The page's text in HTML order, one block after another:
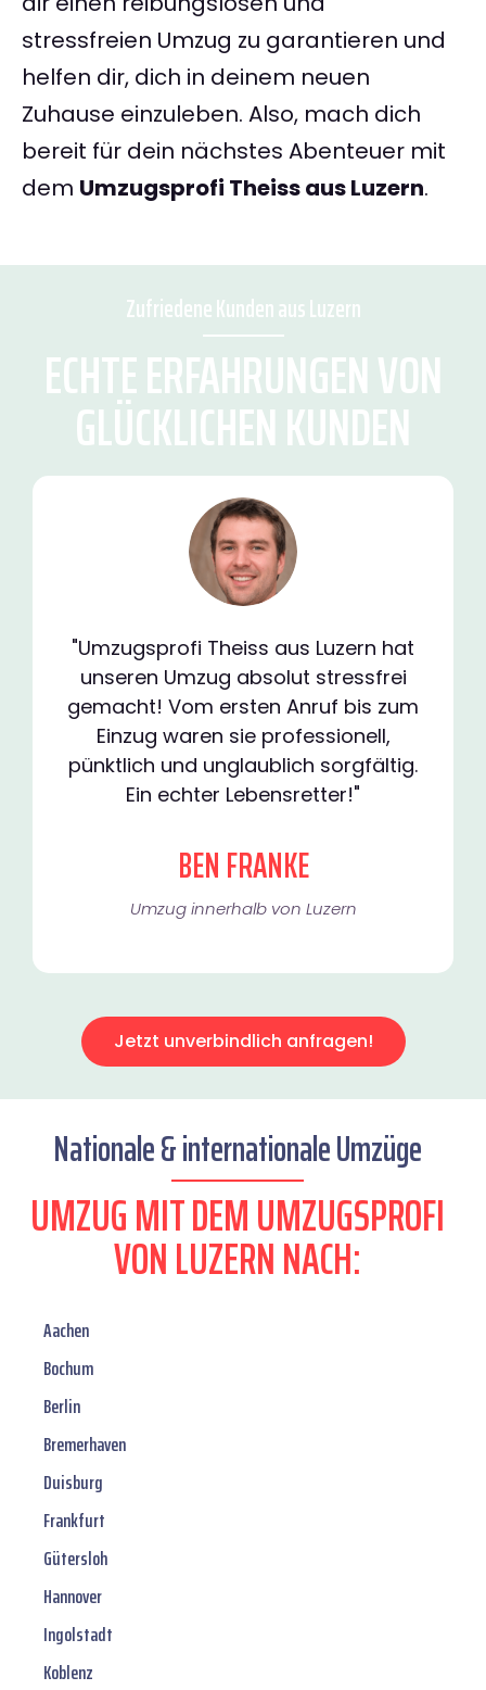
stressfreien Umzug zu garantieren und
helfen dir, dich in deinem neuen
Zuhause einzuleben. Also, mach dich
bereit für dein nächstes Abenteuer mit
dem Umzugsprofi Theiss aus Luzern.
Zufriedene Kunden aus Luzern
ECHTE ERFAHRUNGEN VON
GLÜCKLICHEN KUNDEN
"Umzugsprofi Theiss aus Luzern hat
unseren Umzug absolut stressfrei
gemacht! Vom ersten Anruf bis zum
Einzug waren sie professionell,
pünktlich und unglaublich sorgfältig.
Ein echter Lebensretter!"
BEN FRANKE
Umzug innerhalb von Luzern​
Jetzt unverbindlich anfragen!
Nationale & internationale Umzüge
UMZUG MIT DEM UMZUGSPROFI
VON LUZERN NACH:
Aachen
Bochum
Berlin
Bremerhaven
Duisburg
Frankfurt
Gütersloh
Hannover
Ingolstadt
Koblenz